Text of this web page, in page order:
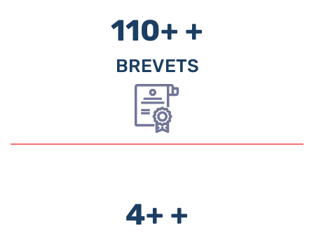
110+ +
BREVETS
4+ +